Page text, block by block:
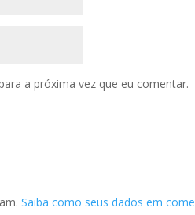
a próxima vez que eu comentar.
Saiba como seus dados em